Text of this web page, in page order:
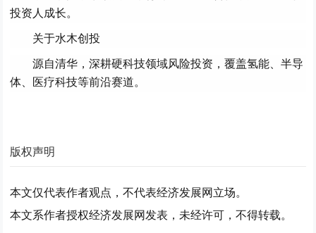
投资人成长。
关于水木创投
源自清华，深耕硬科技领域风险投资，覆盖氢能、半导
体、医疗科技等前沿赛道。
版权声明
本文仅代表作者观点，不代表经济发展网立场。
本文系作者授权经济发展网发表，未经许可，不得转载。